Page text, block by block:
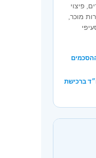
פיצוי
מוכר,
ברכישת